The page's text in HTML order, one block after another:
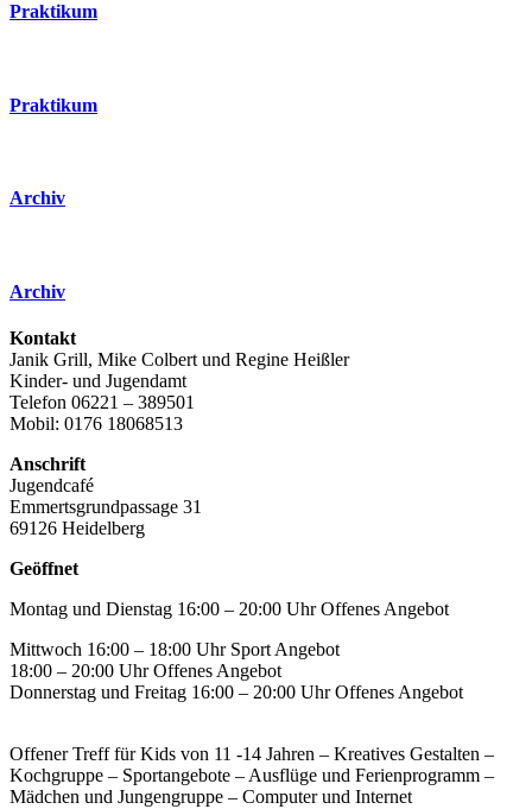
Praktikum
Praktikum
Archiv
Archiv
Kontakt
Janik Grill, Mike Colbert und Regine Heißler
Kinder- und Jugendamt
Telefon 06221 – 389501
Mobil: 0176 18068513
Anschrift
Jugendcafé
Emmertsgrundpassage 31
69126 Heidelberg
Geöffnet
Montag und Dienstag 16:00 – 20:00 Uhr Offenes Angebot
Mittwoch 16:00 – 18:00 Uhr Sport Angebot
18:00 – 20:00 Uhr Offenes Angebot
Donnerstag und Freitag 16:00 – 20:00 Uhr Offenes Angebot
Offener Treff für Kids von 11 -14 Jahren – Kreatives Gestalten –
Kochgruppe – Sportangebote – Ausflüge und Ferienprogramm –
Mädchen und Jungengruppe – Computer und Internet